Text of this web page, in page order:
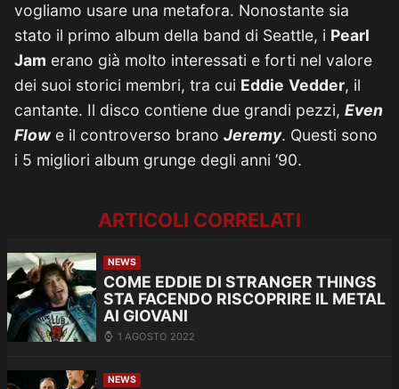
vogliamo usare una metafora. Nonostante sia
stato il primo album della band di Seattle, i Pearl
Jam erano già molto interessati e forti nel valore
dei suoi storici membri, tra cui Eddie Vedder, il
cantante. Il disco contiene due grandi pezzi, Even
Flowe il controverso brano Jeremy. Questi sono
i 5 migliori album grunge degli anni ’90.
ARTICOLI CORRELATI
NEWS
COME EDDIE DI STRANGER THINGS
STA FACENDO RISCOPRIRE IL METAL
AI GIOVANI
1 AGOSTO 2022
NEWS